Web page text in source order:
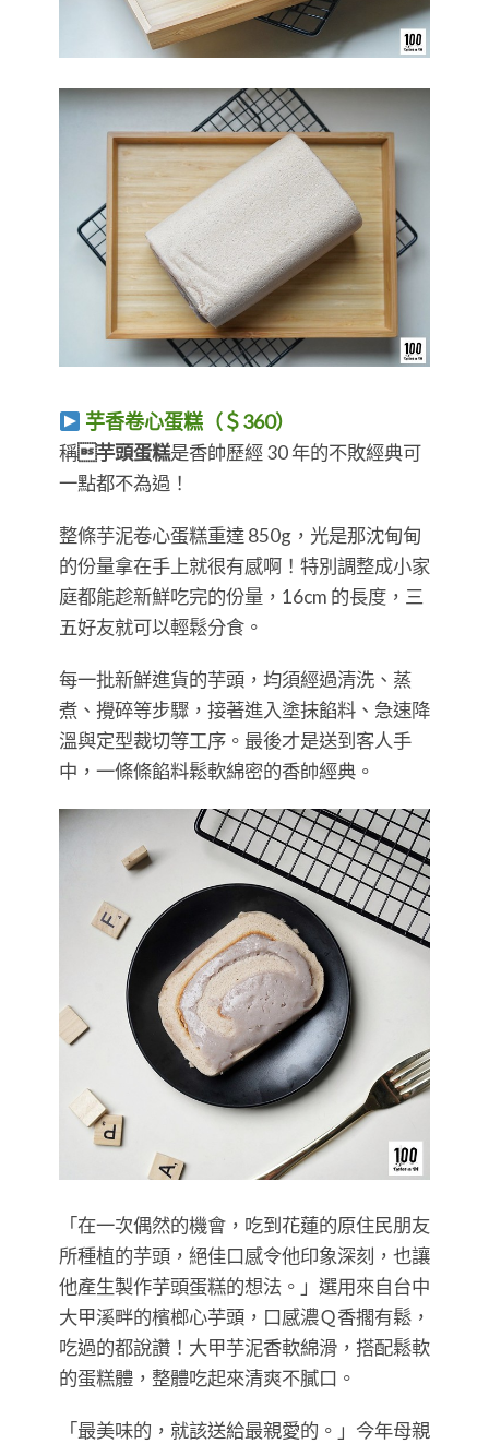
芋香卷心蛋糕（＄360）
稱芋頭蛋糕是香帥歷經 30 年的不敗經典可
一點都不為過！
整條芋泥卷心蛋糕重達 850g，光是那沈甸甸
的份量拿在手上就很有感啊！特別調整成小家
庭都能趁新鮮吃完的份量，16cm 的長度，三
五好友就可以輕鬆分食。
每一批新鮮進貨的芋頭，均須經過清洗、蒸
煮、攪碎等步驟，接著進入塗抹餡料、急速降
溫與定型裁切等工序。最後才是送到客人手
中，一條條餡料鬆軟綿密的香帥經典。
​​​​​​​「在一次偶然的機會，吃到花蓮的原住民朋友
所種植的芋頭，絕佳口感令他印象深刻，也讓
他產生製作芋頭蛋糕的想法。」選用來自台中
大甲溪畔的檳榔心芋頭，口感濃Ｑ香擱有鬆，
吃過的都說讚！大甲芋泥香軟綿滑，搭配鬆軟
的蛋糕體，整體吃起來清爽不膩口。
「最美味的，就該送給最親愛的。」今年母親